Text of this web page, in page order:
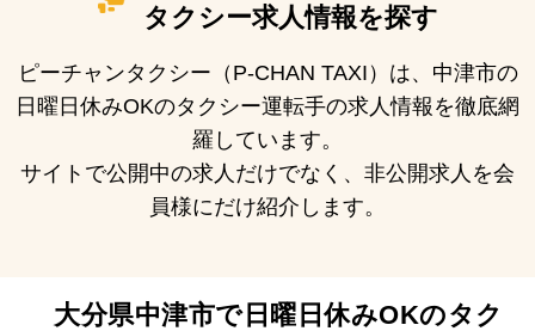
タクシー求人情報を探す
ピーチャンタクシー（P-CHAN TAXI）は、中津市の
日曜日休みOKのタクシー運転手の求人情報を徹底網
羅しています。
サイトで公開中の求人だけでなく、非公開求人を会
員様にだけ紹介します。
大分県中津市で日曜日休みOKのタク